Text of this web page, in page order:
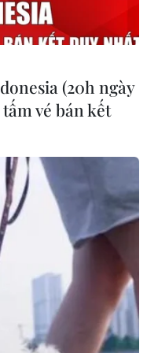
(20h ngày
vé bán kết